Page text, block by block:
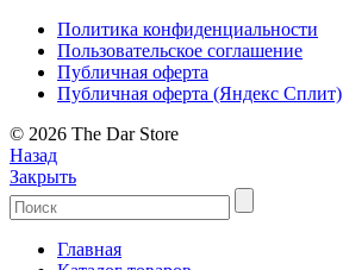
Политика конфиденциальности
Пользовательское соглашение
Публичная оферта
Публичная оферта (Яндекс Сплит)
© 2026 The Dar Store
Назад
Закрыть
Главная